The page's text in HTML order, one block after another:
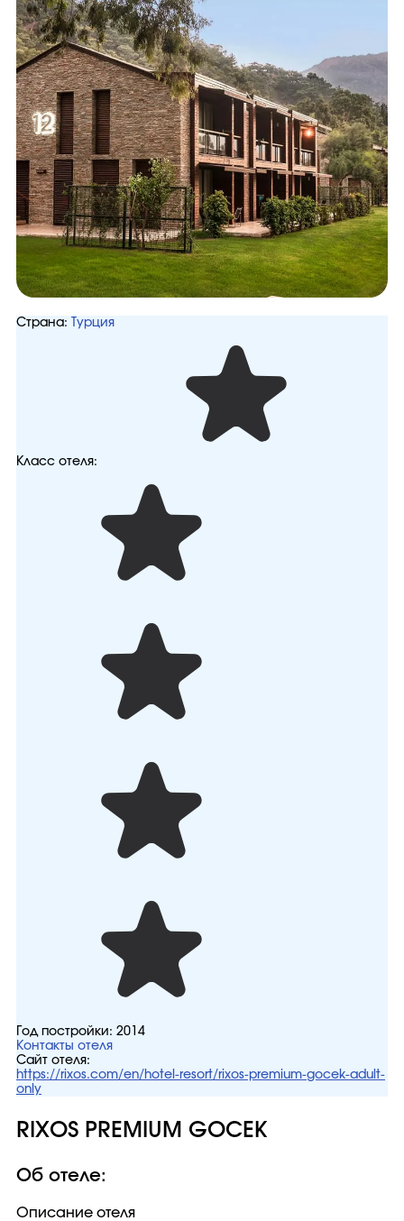
Страна: Турция
Класс отеля:
Год постройки: 2014
Контакты отеля
Сайт отеля:
https://rixos.com/en/hotel-resort/rixos-premium-gocek-adult-
only
RIXOS PREMIUM GOCEK
Об отеле:
Описание отеля